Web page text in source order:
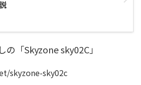
「Skyzone sky02C」
skyzone-sky02c